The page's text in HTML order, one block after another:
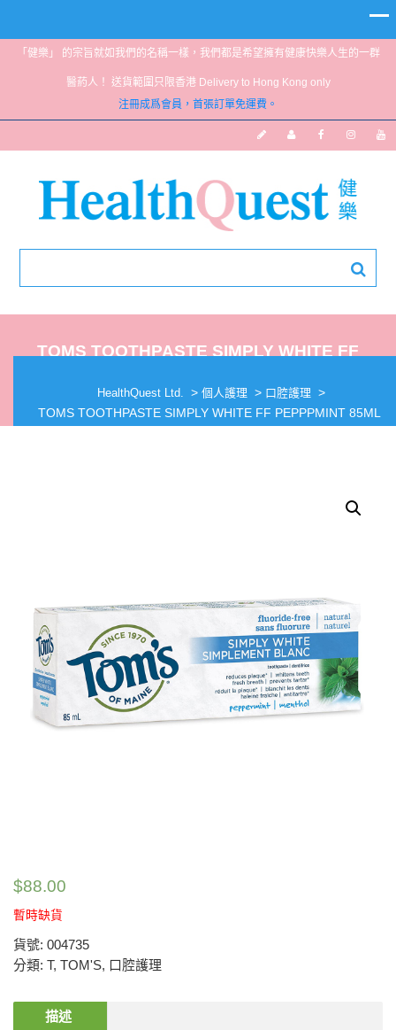
「健樂」 的宗旨就如我們的名稱一樣，我們都是希望擁有健康快樂人生的一群
醫葯人！ 送貨範圍只限香港 Delivery to Hong Kong only
注冊成爲會員，首張訂單免運費。
TOMS TOOTHPASTE SIMPLY WHITE FF
HealthQuest Ltd. > 個人護理 > 口腔護理 >
TOMS TOOTHPASTE SIMPLY WHITE FF PEPPPMINT 85ML
$88.00
暫時缺貨
貨號: 004735
分類: T, TOM'S, 口腔護理
描述